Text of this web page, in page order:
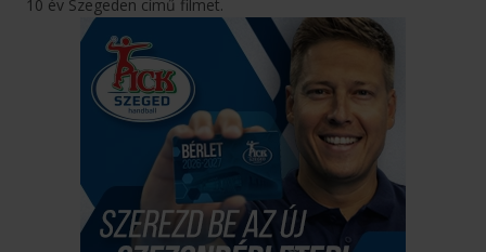
10 év Szegeden című filmet.